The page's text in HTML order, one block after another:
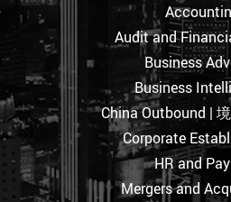
Audit and
Business
Business
China Outbound |
Corporate
HR and
Mergers and